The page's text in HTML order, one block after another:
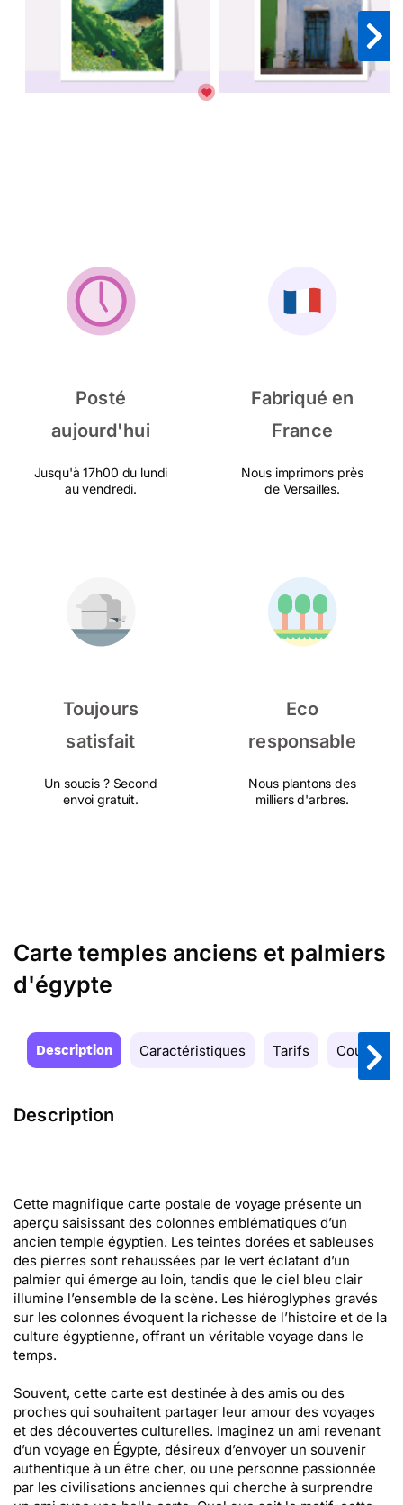
Posté
aujourd'hui
Jusqu'à 17h00 du lundi
au vendredi.
Fabriqué en
France
Nous imprimons près
de Versailles.
Toujours
satisfait
Un soucis ? Second
envoi gratuit.
Eco
responsable
Nous plantons des
milliers d'arbres.
Carte temples anciens et palmiers
d'égypte
Description Caractéristiques Tarifs Couleurs
Description
Cette magnifique carte postale de voyage présente un
aperçu saisissant des colonnes emblématiques d’un
ancien temple égyptien. Les teintes dorées et sableuses
des pierres sont rehaussées par le vert éclatant d’un
palmier qui émerge au loin, tandis que le ciel bleu clair
illumine l’ensemble de la scène. Les hiéroglyphes gravés
sur les colonnes évoquent la richesse de l’histoire et de la
culture égyptienne, offrant un véritable voyage dans le
temps.
Souvent, cette carte est destinée à des amis ou des
proches qui souhaitent partager leur amour des voyages
et des découvertes culturelles. Imaginez un ami revenant
d’un voyage en Égypte, désireux d’envoyer un souvenir
authentique à un être cher, ou une personne passionnée
par les civilisations anciennes qui cherche à surprendre